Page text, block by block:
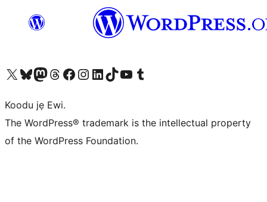
Ṣabẹwo sí àkàùntù X (Twitter tẹ́lẹ̀) waBẹwo akanti Bluesky waLọ sí àkáǹtì Mastodon waBẹwo akanti Threads waṢabẹwo si Facebook waVisit our Instagram account
Visit our LinkedIn account
Bẹwo akanti TikTok waVisit our YouTube channel
Bẹwo akanti Tumblr wa
Koodu jẹ Ewi.
The WordPress® trademark is the intellectual property
of the WordPress Foundation.